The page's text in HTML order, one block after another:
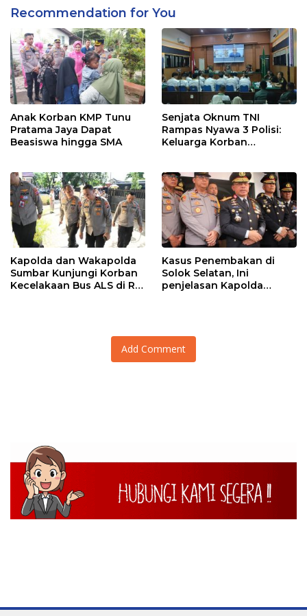
Recommendation for You
Anak Korban KMP Tunu
Pratama Jaya Dapat
Beasiswa hingga SMA
Senjata Oknum TNI
Rampas Nyawa 3 Polisi:
Keluarga Korban
Dikembalikan
Kapolda dan Wakapolda
Sumbar Kunjungi Korban
Kecelakaan Bus ALS di RS
Kasus Penembakan di
Solok Selatan, Ini
penjelasan Kapolda
Add Comment